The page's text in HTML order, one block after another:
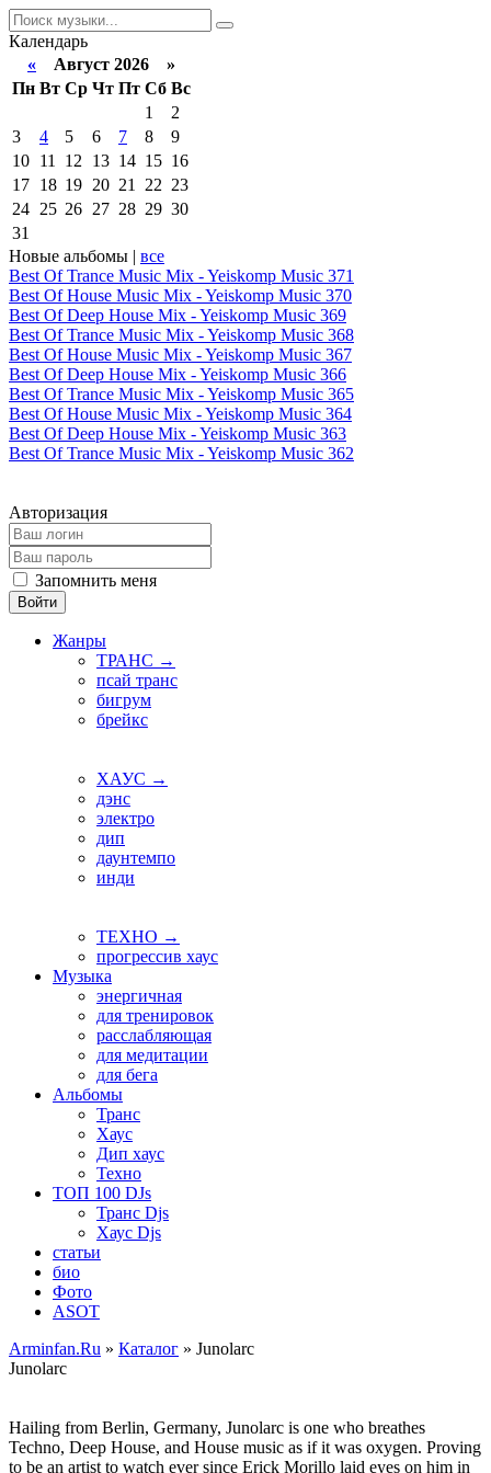
Календарь
« Август 2026 »
Пн Вт Ср Чт Пт Сб Вс
1
2
3
4 5 6 7 8
9
10 11 12 13 14 15 16
17 18 19 20 21 22 23
24 25 26 27 28 29 30
31
Новые альбомы | все
Best Of Trance Music Mix - Yeiskomp Music 371
Best Of House Music Mix - Yeiskomp Music 370
Best Of Deep House Mix - Yeiskomp Music 369
Best Of Trance Music Mix - Yeiskomp Music 368
Best Of House Music Mix - Yeiskomp Music 367
Best Of Deep House Mix - Yeiskomp Music 366
Best Of Trance Music Mix - Yeiskomp Music 365
Best Of House Music Mix - Yeiskomp Music 364
Best Of Deep House Mix - Yeiskomp Music 363
Best Of Trance Music Mix - Yeiskomp Music 362
Авторизация
Запомнить меня
Войти
Жанры
ТРАНС →
псай транс
бигрум
брейкс
ХАУС →
дэнс
электро
дип
даунтемпо
инди
ТЕХНО →
прогрессив хаус
Музыка
энергичная
для тренировок
расслабляющая
для медитации
для бега
Альбомы
Транс
Хаус
Дип хаус
Техно
ТОП 100 DJs
Транс Djs
Хаус Djs
статьи
био
Фото
ASOT
Arminfan.Ru » Каталог » Junolarc
Junolarc
Hailing from Berlin, Germany, Junolarc is one who breathes
Techno, Deep House, and House music as if it was oxygen. Proving
to be an artist to watch ever since Erick Morillo laid eyes on him in